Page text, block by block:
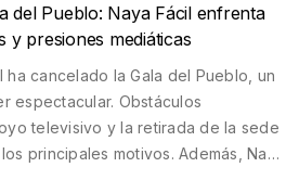
del Pueblo: Naya Fácil enfrenta
y presiones mediáticas
ha cancelado la Gala del Pueblo, un
espectacular. Obstáculos
televisivo y la retirada de la sede
principales motivos. Además, Naya